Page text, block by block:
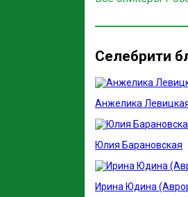
Селебрити
Анжелика
Юлия Барановская
Ирина Юдина